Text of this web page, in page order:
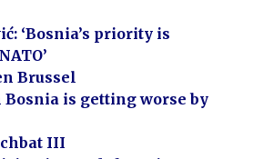
‘Bosnia’s priority is
Brussel
Bosnia is getting worse by
III